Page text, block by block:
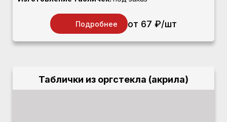
Подробнее от 67 ₽/шт
Таблички из оргстекла (акрила)